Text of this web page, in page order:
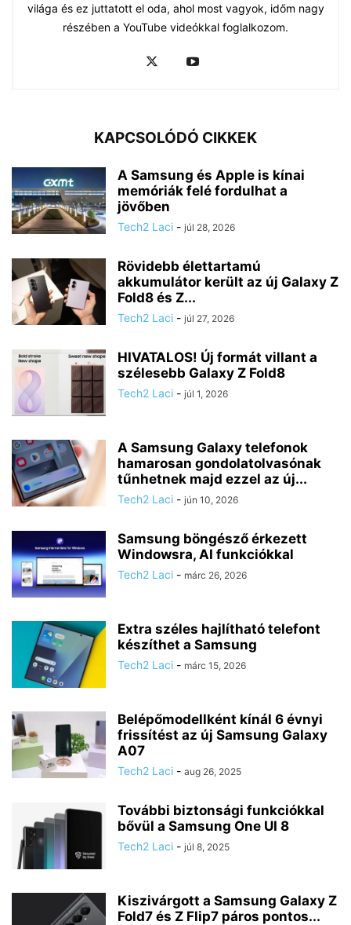
világa és ez juttatott el oda, ahol most vagyok, időm nagy
részében a YouTube videókkal foglalkozom.
KAPCSOLÓDÓ CIKKEK
A Samsung és Apple is kínai
memóriák felé fordulhat a
jövőben
Tech2 Laci - júl 28, 2026
Rövidebb élettartamú
akkumulátor került az új Galaxy Z
Fold8 és Z...
Tech2 Laci - júl 27, 2026
HIVATALOS! Új formát villant a
szélesebb Galaxy Z Fold8
Tech2 Laci - júl 1, 2026
A Samsung Galaxy telefonok
hamarosan gondolatolvasónak
tűnhetnek majd ezzel az új...
Tech2 Laci - jún 10, 2026
Samsung böngésző érkezett
Windowsra, AI funkciókkal
Tech2 Laci - márc 26, 2026
Extra széles hajlítható telefont
készíthet a Samsung
Tech2 Laci - márc 15, 2026
Belépőmodellként kínál 6 évnyi
frissítést az új Samsung Galaxy
A07
Tech2 Laci - aug 26, 2025
További biztonsági funkciókkal
bővül a Samsung One UI 8
Tech2 Laci - júl 8, 2025
Kiszivárgott a Samsung Galaxy Z
Fold7 és Z Flip7 páros pontos...